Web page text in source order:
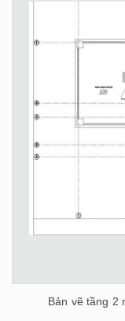
Bản vẽ tầng 2